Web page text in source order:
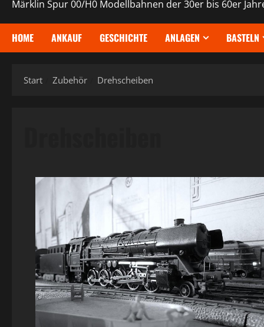
Märklin Spur 00/H0 Modellbahnen der 30er bis 60er
HOME ANKAUF GESCHICHTE ANLAGEN BASTELN
Start Zubehör Drehscheiben